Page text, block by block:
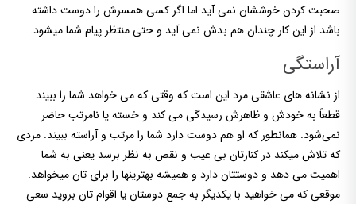
صحبت کردن خوششان نمی آید اما اگر کسی همسرش را دوست داشته
باشد از این کار چندان هم بدش نمی آید و حتی منتظر پیام شما میشود.
آراستگی
از نشانه های عاشقی مرد این است که وقتی که می خواهد شما را ببیند
قطعاً به خودش و ظاهرش رسیدگی می کند و خسته یا نامرتب حاضر
نمی‌شود. همانطور که او هم دوست دارد شما را مرتب و آراسته ببیند. مردی
که تلاش میکند در کنارتان بی عیب و نقص به نظر برسد یعنی به شما
اهمیت می دهد و دوستتان دارد و همیشه بهترینها را برای تان میخواهد.
موقعی که می خواهید با یکدیگر به جمع دوستان یا اقوام تان بروید سعی